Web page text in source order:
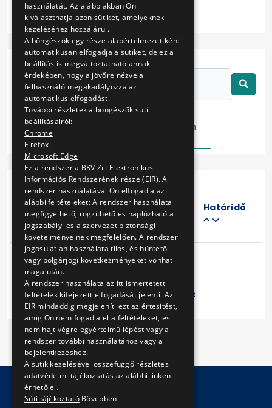
Folyamatban
Cím
Eljárás
száma
Határidő
Előző 1 Következő
használatát. Az alábbiakban Ön
kiválaszthatja azon sütiket, amelyeknek
kezeléséhez hozzájárul.
A böngészők egy része alapértelmezettként
automatikusan elfogadja a sütiket, de ez a
beállítás is megváltoztatható annak
érdekében, hogy a jövőre nézve a
felhasználó megakadályozza az
automatikus elfogadást.
További részletek a böngészők süti
beállításairól:
Chrome
Firefox
Microsoft Edge
Ez a rendszer a BKV Zrt Elektronikus
Információs Rendszerének része (EIR). A
rendszer használatával Ön elfogadja az
alábbi feltételeket: A rendszer használata
megfigyelhető, rögzithető es naplózható a
jogszabályi es a szervezet biztonsági
követelményeinek megfelelően. A rendszer
jogosulatlan használata tilos, és büntető
vagy polgárjogi következményeket vonhat
maga után.
A rendszer használata az itt ismertetett
feltételek kifejezett elfogadását jelenti. Az
EIR mindaddig megjeleníti ezt az értesitést,
amig Ön nem fogadja el a feltételeket, es
nem hajt végre egyértelmű lépést vagy a
rendszer további használatához vagy a
bejelentkezéshez.
A sütik kezelésével összefüggő részletes
adatvédelmi tájékoztatás az alábbi linken
érhető el.
Süti tájékoztató Bővebben